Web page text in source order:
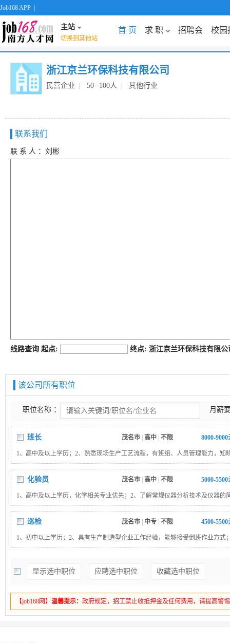
Job168 APP
主站
切换到其他站
首 页 求 职 招聘会 校园
浙江京兰环保科技有限公司
民营企业 50--100人 其他行业
联系我们
联 系 人 ：刘彬
线路查询 起点: 终点: 浙江京兰环保科技有限
该公司所有职位
职位名称 ： 月薪
班长 茂名市 高中 不限 8000-9000
1、高中及以上学历；2、熟悉现场生产工艺流程，有班组、人员管理能力，知
程，excel 报表等办公软件运用熟练；3、有两年以上机械类生产调度工作经验
好的管理、沟通和组织协调能力及应变能力
化验员 茂名市 高中 不限 5000-5500
1、高中及以上学历，化学相关专业优先；2、了解常规仪器分析技术及仪器的
3、具有 1 年相关工作经验，从事过分析、检测工作；4、具备团队合作、问题
巡检 茂名市 中专 不限 4500-5500
1、初中以上学历；2、具有生产制造型企业工作经验，能够接受倒班作业方式
工作经验要求；4、诚实守信，作风正派，有责任感和团队精神
显示选中职位 应聘选中职位 收藏选中职位
【job168网】 温馨提示： 政府规定，招工禁止收抵押金及任何费用，请提高警